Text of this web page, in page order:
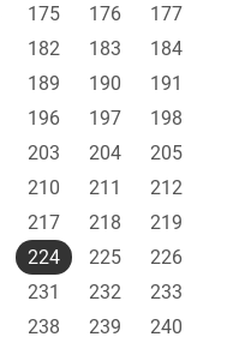
175 176
177
182 183
184
189 190
191
196 197
198
203 204
205
210 211
212
217 218
219
224 225
226
231 232
233
238 239
240